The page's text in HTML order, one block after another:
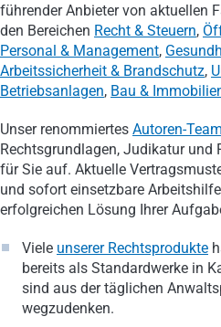
führender Anbieter von aktuellen
den Bereichen Recht & Steuern,
Personal & Management,
Arbeitssicherheit & Brandschutz,
Betriebsanlagen, Bau &
Unser renommiertes Autoren-Team
Rechtsgrundlagen, Judikatur und
für Sie auf. Aktuelle
und sofort einsetzbare
erfolgreichen Lösung Ihrer
Viele unserer Rechtsprodukte
bereits als Standardwerke in
sind aus der täglichen
wegzudenken.